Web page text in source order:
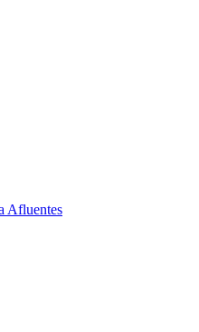
Afluentes